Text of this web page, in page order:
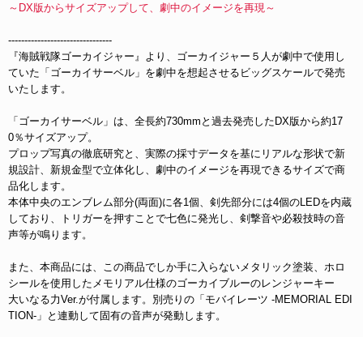
～DX版からサイズアップして、劇中のイメージを再現～
--------------------------------
『海賊戦隊ゴーカイジャー』より、ゴーカイジャー５人が劇中で使用し
ていた「ゴーカイサーベル」を劇中を想起させるビッグスケールで発売
いたします。
「ゴーカイサーベル」は、全長約730mmと過去発売したDX版から約17
0％サイズアップ。
プロップ写真の徹底研究と、実際の採寸データを基にリアルな形状で新
規設計、新規金型で立体化し、劇中のイメージを再現できるサイズで商
品化します。
本体中央のエンブレム部分(両面)に各1個、剣先部分には4個のLEDを内蔵
しており、トリガーを押すことで七色に発光し、剣撃音や必殺技時の音
声等が鳴ります。
また、本商品には、この商品でしか手に入らないメタリック塗装、ホロ
シールを使用したメモリアル仕様のゴーカイブルーのレンジャーキー
大いなる力Ver.が付属します。別売りの「モバイレーツ -MEMORIAL EDI
TION-」と連動して固有の音声が発動します。